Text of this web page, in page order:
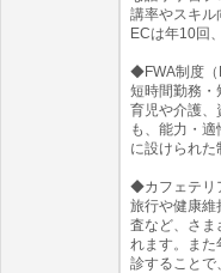
講率やスキル
ECは年10回
◆FWA制度（
短時間勤務・
育児や介護、
も、能力・
に設けられた
◆カフェテリ
旅行や健康維
査など、さま
れます。また
診することで